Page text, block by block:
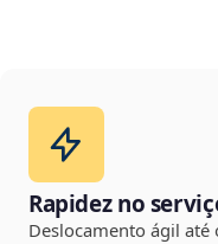
Rapidez no
Deslocamento ágil até